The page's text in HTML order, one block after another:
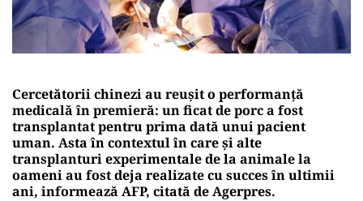
Cercetătorii chinezi au reușit o performanță
medicală în premieră: un ficat de porc a fost
transplantat pentru prima dată unui pacient
uman. Asta în contextul în care și alte
transplanturi experimentale de la animale la
oameni au fost deja realizate cu succes în ultimii
ani, informează AFP, citată de Agerpres.